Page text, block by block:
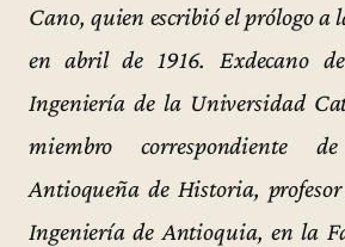
Cano, quien escribió el prólogo a
en abril de 1916. Exdecano
Ingeniería de la Universidad
miembro correspondiente
Antioqueña de Historia,
Ingeniería de Antioquia, en la